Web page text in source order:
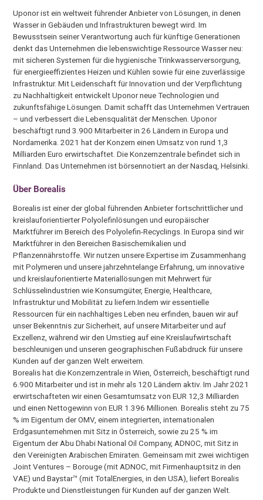
Uponor ist ein weltweit führender Anbieter von Lösungen, in denen
Wasser in Gebäuden und Infrastrukturen bewegt wird. Im
Bewusstsein seiner Verantwortung auch für künftige Generationen
denkt das Unternehmen die lebenswichtige Ressource Wasser neu:
mit sicheren Systemen für die hygienische Trinkwasserversorgung,
für energieeffizientes Heizen und Kühlen sowie für eine zuverlässige
Infrastruktur. Mit Leidenschaft für Innovation und der Verpflichtung
zu Nachhaltigkeit entwickelt Uponor neue Technologien und
zukunftsfähige Lösungen. Damit schafft das Unternehmen Vertrauen
– und verbessert die Lebensqualität der Menschen. Uponor
beschäftigt rund 3.900 Mitarbeiter in 26 Ländern in Europa und
Nordamerika. 2021 hat der Konzern einen Umsatz von rund 1,3
Milliarden Euro erwirtschaftet. Die Konzernzentrale befindet sich in
Finnland. Das Unternehmen ist börsennotiert an der Nasdaq, Helsinki.
Über Borealis
Borealis ist einer der global führenden Anbieter fortschrittlicher und
kreislauforientierter Polyolefinlösungen und europäischer
Marktführer im Bereich des Polyolefin-Recyclings. In Europa sind wir
Marktführer in den Bereichen Basischemikalien und
Pflanzennährstoffe. Wir nutzen unsere Expertise im Zusammenhang
mit Polymeren und unsere jahrzehntelange Erfahrung, um innovative
und kreislauforientierte Materiallösungen mit Mehrwert für
Schlüsselindustrien wie Konsumgüter, Energie, Healthcare,
Infrastruktur und Mobilität zu liefern.Indem wir essentielle
Ressourcen für ein nachhaltiges Leben neu erfinden, bauen wir auf
unser Bekenntnis zur Sicherheit, auf unsere Mitarbeiter und auf
Exzellenz, während wir den Umstieg auf eine Kreislaufwirtschaft
beschleunigen und unseren geographischen Fußabdruck für unsere
Kunden auf der ganzen Welt erweitern.
Borealis hat die Konzernzentrale in Wien, Österreich, beschäftigt rund
6.900 Mitarbeiter und ist in mehr als 120 Ländern aktiv. Im Jahr 2021
erwirtschafteten wir einen Gesamtumsatz von EUR 12,3 Milliarden
und einen Nettogewinn von EUR 1.396 Millionen. Borealis steht zu 75
% im Eigentum der OMV, einem integrierten, internationalen
Erdgasunternehmen mit Sitz in Österreich, sowie zu 25 % im
Eigentum der Abu Dhabi National Oil Company, ADNOC, mit Sitz in
den Vereinigten Arabischen Emiraten. Gemeinsam mit zwei wichtigen
Joint Ventures – Borouge (mit ADNOC, mit Firmenhauptsitz in den
VAE) und Baystar™ (mit TotalEnergies, in den USA), liefert Borealis
Produkte und Dienstleistungen für Kunden auf der ganzen Welt.